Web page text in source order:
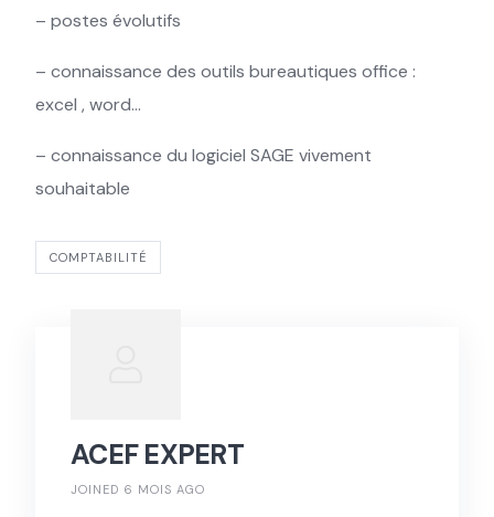
– postes évolutifs
– connaissance des outils bureautiques office :
excel , word…
– connaissance du logiciel SAGE vivement
souhaitable
COMPTABILITÉ
ACEF EXPERT
JOINED 6 MOIS AGO